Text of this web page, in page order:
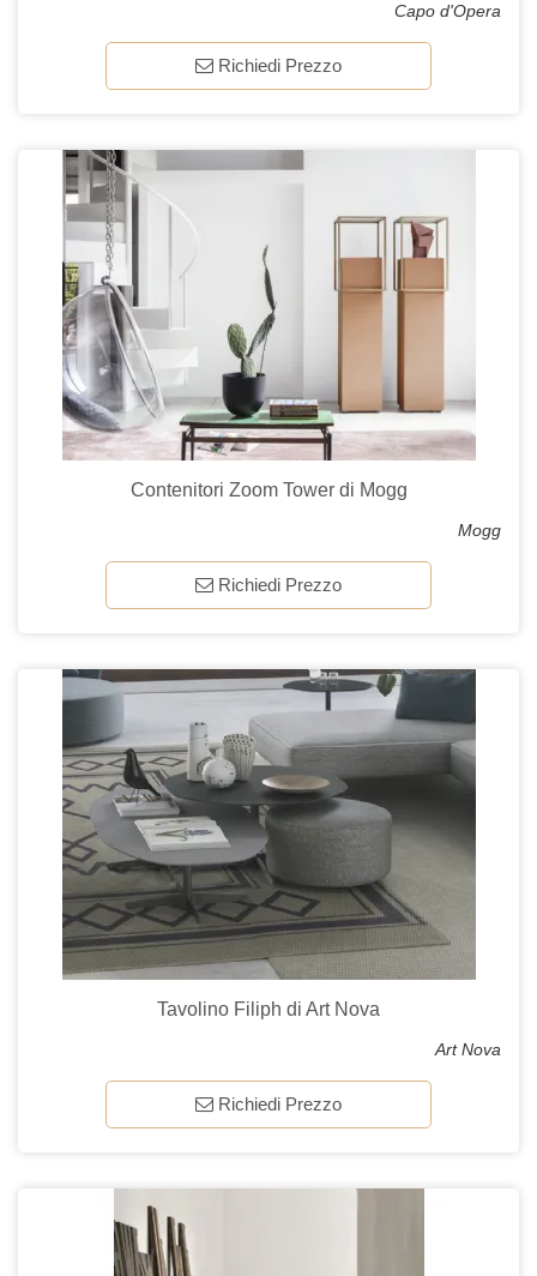
Capo d'Opera
Richiedi Prezzo
Contenitori Zoom Tower di Mogg
Mogg
Richiedi Prezzo
Tavolino Filiph di Art Nova
Art Nova
Richiedi Prezzo